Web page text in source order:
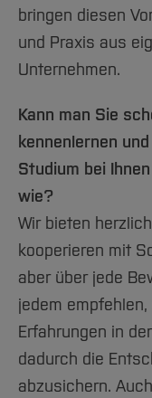
bringen diesen
und Praxis aus
Unternehmen.
Kann man Sie
kennenlernen
Studium bei
wie?
Wir bieten
kooperieren mit
aber über jede
jedem
Erfahrungen in
dadurch die
abzusichern.